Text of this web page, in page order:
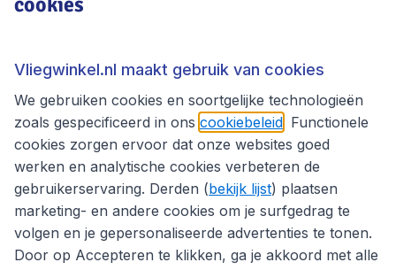
Thema's
Vliegwinkel.nl maakt gebruik van cookies
We gebruiken cookies en soortgelijke technologieën
zoals gespecificeerd in ons cookiebeleid . Functionele
cookies zorgen ervoor dat onze websites goed
werken en analytische cookies verbeteren de
gebruikerservaring. Derden (bekijk lijst) plaatsen
marketing- en andere cookies om je surfgedrag te
volgen en je gepersonaliseerde advertenties te tonen.
Door op Accepteren te klikken, ga je akkoord met alle